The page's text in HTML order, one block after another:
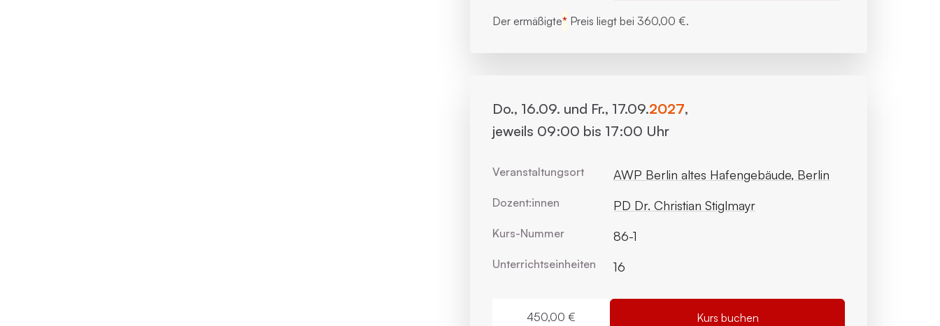
Der ermäßigte* Preis liegt bei 360,00 €.
Do., 16.09. und Fr., 17.09.2027,
jeweils 09:00 bis 17:00 Uhr
Veranstaltungsort AWP Berlin altes Hafengebäude, Berlin
Dozent:innen PD Dr. Christian Stiglmayr
Kurs-Nummer 86-1
Unterrichts­einheiten 16
450,00 € Kurs buchen